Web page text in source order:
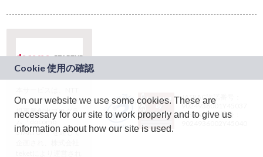
ドコモグループの新
規事業創出プログラ
ム「docomo
STARTUP」を通じて
JASRAC許諾番号：
9024936001Y45037
JASRAC許諾番号：
On our website we use some cookies. These are
necessary for our site to work properly and to give us
information about how our site is used.